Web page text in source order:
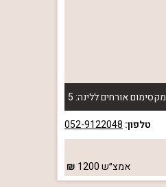
מקסימום אורחים ללינה: 5
טלפון: 052-9122048
אמצ״ש1200